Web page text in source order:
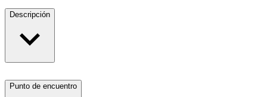
Descripción
Punto de encuentro